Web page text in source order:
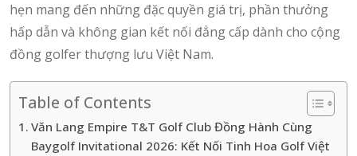
hẹn mang đến những đặc quyền giá trị, phần thưởng
hấp dẫn và không gian kết nối đẳng cấp dành cho cộng
đồng golfer thượng lưu Việt Nam.
Table of Contents
Văn Lang Empire T&T Golf Club Đồng Hành Cùng
Baygolf Invitational 2026: Kết Nối Tinh Hoa Golf Việt